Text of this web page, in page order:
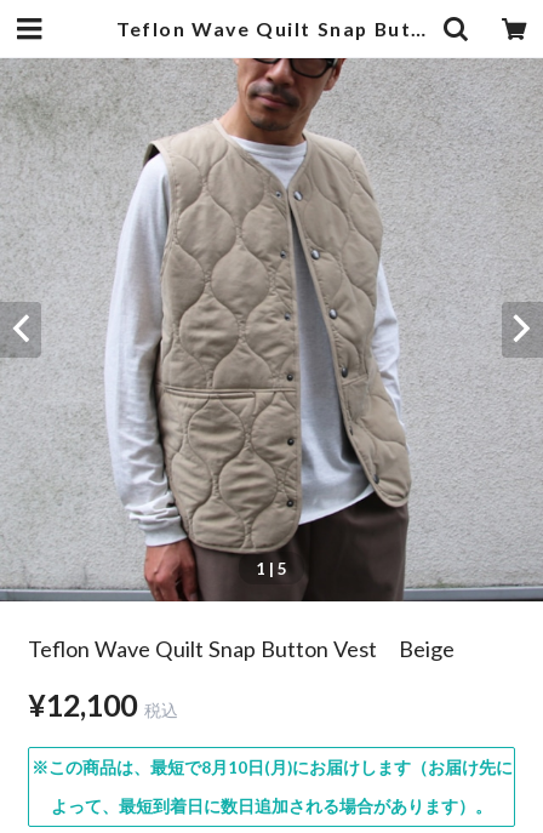
Teflon Wave Quilt Snap Button Vest Beige | 武蔵小杉のセレクトショップ【ナクール】-nakool-
1 | 5
Teflon Wave Quilt Snap Button Vest Beige
¥12,100 税込
※この商品は、最短で8月10日(月)にお届けします（お届け先に
よって、最短到着日に数日追加される場合があります）。